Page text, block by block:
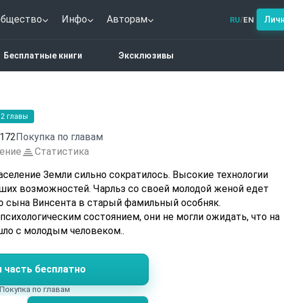
Инфо Авторам RU/EN
Бесплатные книги Эксклюзивы
2 главы
172Покупка по главам
Статистика
Земли сильно сократилось. Высокие технологии
со своей молодой женой едет
сына Винсента в старый фамильный особняк.
состоянием, они не могли ожидать, что на
с молодым человеком..
часть бесплатно
по главам